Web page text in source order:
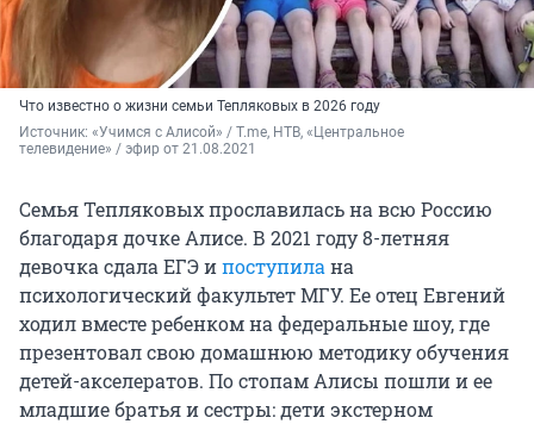
Что известно о жизни семьи Тепляковых в 2026 году
Источник: «Учимся с Алисой» / T.me, НТВ, «Центральное
телевидение» / эфир от 21.08.2021
Семья Тепляковых прославилась на всю Россию
благодаря дочке Алисе. В 2021 году8-летняя
девочка сдала ЕГЭ ипоступилана
психологический факультет МГУ. Ее отец Евгений
ходил вместе ребенком на федеральные шоу, где
презентовал свою домашнюю методику обучения
детей-акселератов. По стопам Алисы пошли и ее
младшие братья и сестры: дети экстерном